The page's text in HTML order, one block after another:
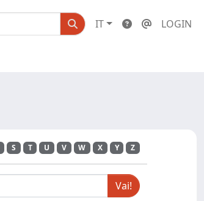
IT LOGIN
S T U V W X Y Z